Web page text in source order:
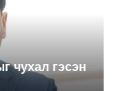
чухал гэсэн